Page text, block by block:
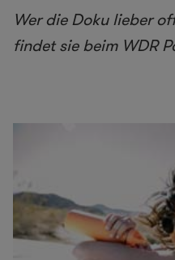
Wer die Doku lieber
findet sie beim WDR